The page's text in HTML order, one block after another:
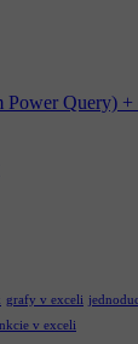
Query)
grafy v exceli
v exceli